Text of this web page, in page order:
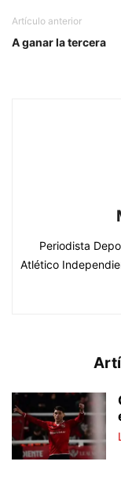
Artículo anterior
A ganar la tercera
Periodista
Atlético